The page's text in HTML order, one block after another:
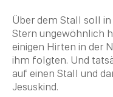
Über dem Stall soll
Stern ungewöhnlich
einigen Hirten in der
ihm folgten. Und
auf einen Stall und
Jesuskind.